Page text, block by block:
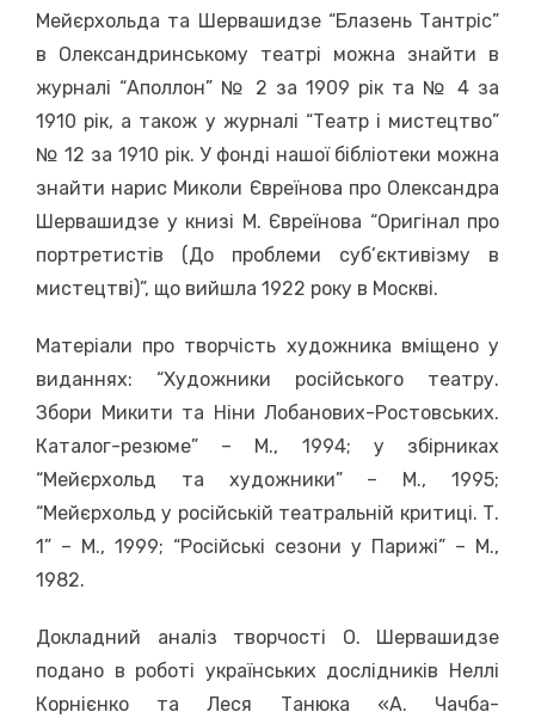
Мейєрхольда та Шервашидзе “Блазень Тантріс”
в Олександринському театрі можна знайти в
журналі “Аполлон” № 2 за 1909 рік та № 4 за
1910 рік, а також у журналі “Театр і мистецтво”
№ 12 за 1910 рік. У фонді нашої бібліотеки можна
знайти нарис Миколи Євреїнова про Олександра
Шервашидзе у книзі М. Євреїнова “Оригінал про
портретистів (До проблеми суб’єктивізму в
мистецтві)”, що вийшла 1922 року в Москві.
Матеріали про творчість художника вміщено у
виданнях: “Художники російського театру.
Збори Микити та Ніни Лобанових-Ростовських.
Каталог-резюме” – М., 1994; у збірниках
“Мейєрхольд та художники” – М., 1995;
“Мейєрхольд у російській театральній критиці. Т.
1” – М., 1999; “Російські сезони у Парижі” – М.,
1982.
Докладний аналіз творчості О. Шервашидзе
подано в роботі українських дослідників Неллі
Корнієнко та Леся Танюка «А. Чачба-